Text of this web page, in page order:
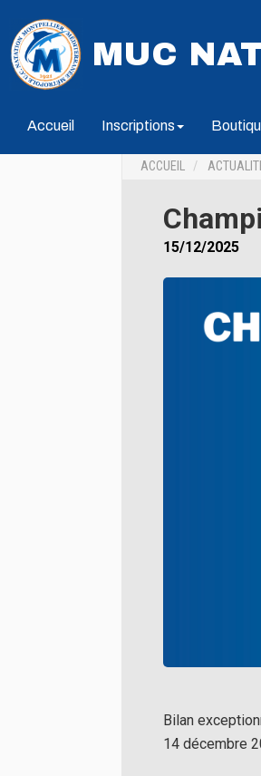
MUC
Accueil Inscriptions
ACCUEIL
15/12/2025
Bilan
14 décembre